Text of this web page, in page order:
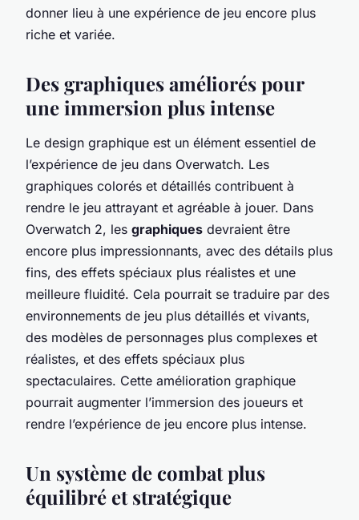
donner lieu à une expérience de jeu encore plus
riche et variée.
Des graphiques améliorés pour
une immersion plus intense
Le design graphique est un élément essentiel de
l’expérience de jeu dans Overwatch. Les
graphiques colorés et détaillés contribuent à
rendre le jeu attrayant et agréable à jouer. Dans
Overwatch 2, les graphiques devraient être
encore plus impressionnants, avec des détails plus
fins, des effets spéciaux plus réalistes et une
meilleure fluidité. Cela pourrait se traduire par des
environnements de jeu plus détaillés et vivants,
des modèles de personnages plus complexes et
réalistes, et des effets spéciaux plus
spectaculaires. Cette amélioration graphique
pourrait augmenter l’immersion des joueurs et
rendre l’expérience de jeu encore plus intense.
Un système de combat plus
équilibré et stratégique